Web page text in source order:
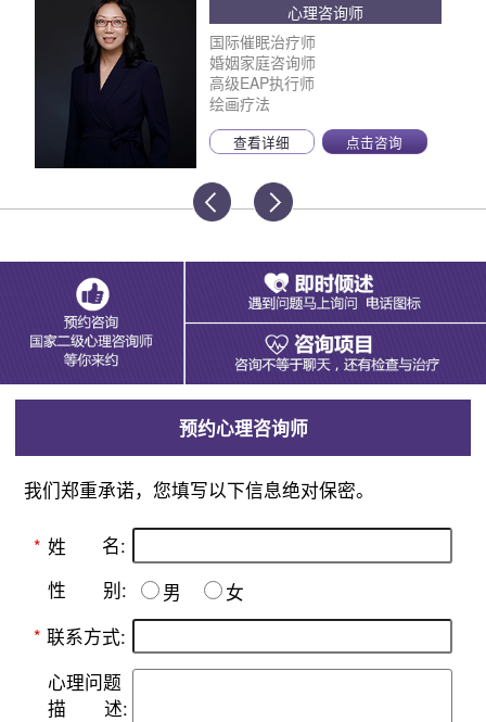
心理咨询师
国际催眠治疗师
婚姻家庭咨询师
高级EAP执行师
绘画疗法
查看详细 点击咨询
预约心理咨询师
我们郑重承诺，您填写以下信息绝对保密。
* 姓 名:
性 别: 男
女
* 联系方式:
心理问题
描
述: